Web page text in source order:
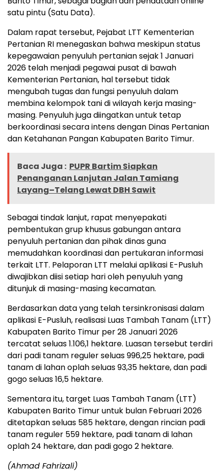
satu pintu (Satu Data).
Dalam rapat tersebut, Pejabat LTT Kementerian
Pertanian RI menegaskan bahwa meskipun status
kepegawaian penyuluh pertanian sejak 1 Januari
2026 telah menjadi pegawai pusat di bawah
Kementerian Pertanian, hal tersebut tidak
mengubah tugas dan fungsi penyuluh dalam
membina kelompok tani di wilayah kerja masing-
masing. Penyuluh juga diingatkan untuk tetap
berkoordinasi secara intens dengan Dinas Pertanian
dan Ketahanan Pangan Kabupaten Barito Timur.
Baca Juga : PUPR Bartim Siapkan
Penanganan Lanjutan Jalan Tamiang
Layang–Telang Lewat DBH Sawit
Sebagai tindak lanjut, rapat menyepakati
pembentukan grup khusus gabungan antara
penyuluh pertanian dan pihak dinas guna
memudahkan koordinasi dan pertukaran informasi
terkait LTT. Pelaporan LTT melalui aplikasi E-Pusluh
diwajibkan diisi setiap hari oleh penyuluh yang
ditunjuk di masing-masing kecamatan.
Berdasarkan data yang telah tersinkronisasi dalam
aplikasi E-Pusluh, realisasi Luas Tambah Tanam (LTT)
Kabupaten Barito Timur per 28 Januari 2026
tercatat seluas 1.106,1 hektare. Luasan tersebut terdiri
dari padi tanam reguler seluas 996,25 hektare, padi
tanam di lahan oplah seluas 93,35 hektare, dan padi
gogo seluas 16,5 hektare.
Sementara itu, target Luas Tambah Tanam (LTT)
Kabupaten Barito Timur untuk bulan Februari 2026
ditetapkan seluas 585 hektare, dengan rincian padi
tanam reguler 559 hektare, padi tanam di lahan
oplah 24 hektare, dan padi gogo 2 hektare.
(Ahmad Fahrizali)